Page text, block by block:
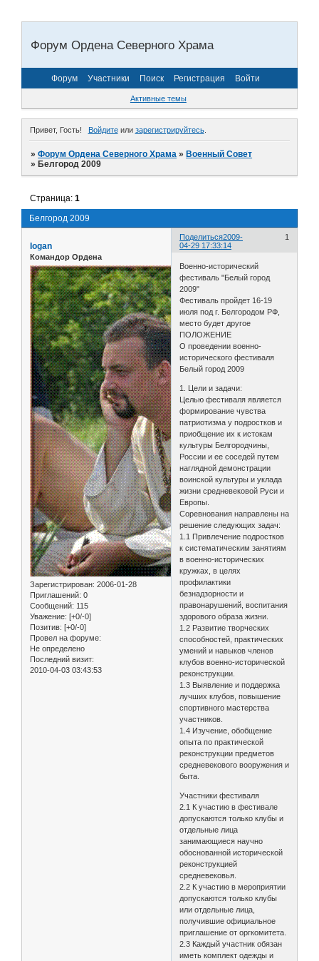
Форум Ордена Северного Храма
Форум Участники Поиск Регистрация Войти
Активные темы
Привет, Гость! Войдитеили зарегистрируйтесь.
»Форум Ордена Северного Храма »Военный Совет
»Белгород 2009
Белгород 2009
Страница:1
Поделиться 1
2009-
04-29 17:33:14
Iogan
Командор Ордена
Зарегистрирован: 2006-01-28
Приглашений: 0
Сообщений: 115
Уважение: [+0/-0]
Позитив: [+0/-0]
Провел на форуме:
Не определено
Последний визит:
2010-04-03 03:43:53
Военно-исторический
фестиваль "Белый город
2009"
Фестиваль пройдет 16-19
июля под г. Белгородом РФ,
место будет другое
ПОЛОЖЕНИЕ
О проведении военно-
исторического фестиваля
Белый город 2009
1. Цели и задачи:
Целью фестиваля является
формирование чувства
патриотизма у подростков и
приобщение их к истокам
культуры Белгородчины,
России и ее соседей путем
наглядной демонстрации
воинской культуры и уклада
жизни средневековой Руси и
Европы.
Соревнования направлены на
решение следующих задач:
1.1 Привлечение подростков
к систематическим занятиям
в военно-исторических
кружках, в целях
профилактики
безнадзорности и
правонарушений, воспитания
здорового образа жизни.
1.2 Развитие творческих
способностей, практических
умений и навыков членов
клубов военно-исторической
реконструкции.
1.3 Выявление и поддержка
лучших клубов, повышение
спортивного мастерства
участников.
1.4 Изучение, обобщение
опыта по практической
реконструкции предметов
средневекового вооружения и
быта.
Участники фестиваля
2.1 К участию в фестивале
допускаются только клубы и
отдельные лица
занимающиеся научно
обоснованной исторической
реконструкцией
средневековья.
2.2 К участию в мероприятии
допускаются только клубы
или отдельные лица,
получившие официальное
приглашение от оргкомитета.
2.3 Каждый участник обязан
иметь комплект одежды и